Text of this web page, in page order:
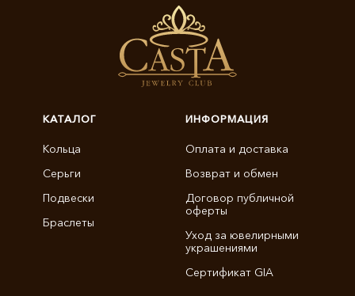
КАТАЛОГ
Кольца
Серьги
Подвески
Браслеты
ИНФОРМАЦИЯ
Оплата и доставка
Возврат и обмен
Договор публичной
оферты
Уход за ювелирными
украшениями
Сертификат GIA